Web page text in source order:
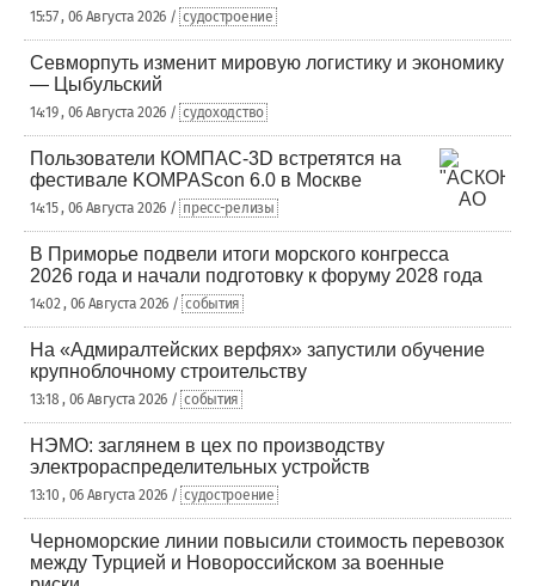
15:57 , 06 Августа 2026 / судостроение
Севморпуть изменит мировую логистику и экономику
— Цыбульский
14:19 , 06 Августа 2026 / судоходство
Пользователи КОМПАС-3D встретятся на
фестивале KOMPAScon 6.0 в Москве
14:15 , 06 Августа 2026 / пресс-релизы
В Приморье подвели итоги морского конгресса
2026 года и начали подготовку к форуму 2028 года
14:02 , 06 Августа 2026 / события
На «Адмиралтейских верфях» запустили обучение
крупноблочному строительству
13:18 , 06 Августа 2026 / события
НЭМО: заглянем в цех по производству
электрораспределительных устройств
13:10 , 06 Августа 2026 / судостроение
Черноморские линии повысили стоимость перевозок
между Турцией и Новороссийском за военные